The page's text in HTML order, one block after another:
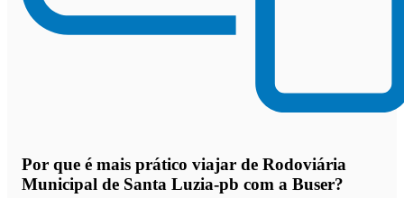
Por que é mais prático viajar de Rodoviária
Municipal de Santa Luzia-pb com a Buser?